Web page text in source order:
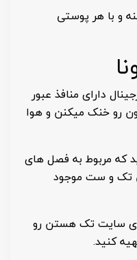
و با هر پوستی
دارای منافذ عبور
رو خنک میکنن و هوا
که مربوط به فصل های
تک و ست موجود
سایت تک هستن رو
کنید.